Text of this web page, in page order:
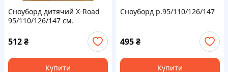
Сноуборд дитячий X-Road
95/110/126/147 см.
512₴
Купити
Сноуборд р.95/110/126/147
495₴
Купити